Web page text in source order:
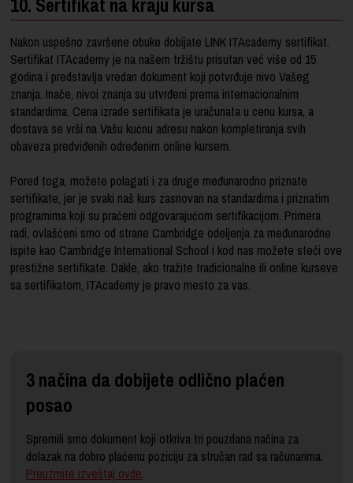
Nakon uspešno završene obuke dobijate LINK ITAcademy sertifikat.
Sertifikat ITAcademy je na našem tržištu prisutan već više od 15
godina i predstavlja vredan dokument koji potvrđuje nivo Vašeg
znanja. Inače, nivoi znanja su utvrđeni prema internacionalnim
standardima. Cena izrade sertifikata je uračunata u cenu kursa, a
dostava se vrši na Vašu kućnu adresu nakon kompletiranja svih
obaveza predviđenih određenim online kursem.
Pored toga, možete polagati i za druge međunarodno priznate
sertifikate, jer je svaki naš kurs zasnovan na standardima i priznatim
programima koji su praćeni odgovarajućom sertifikacijom. Primera
radi, ovlašćeni smo od strane Cambridge odeljenja za međunarodne
ispite kao Cambridge International School i kod nas možete steći ove
prestižne sertifikate. Dakle, ako tražite tradicionalne ili online kurseve
sa sertifikatom, ITAcademy je pravo mesto za vas.
3 načina da dobijete odlično plaćen
posao
Spremili smo dokument koji otkriva tri pouzdana načina za
dolazak na dobro plaćenu poziciju za stručan rad sa računarima.
Preuzmite izveštaj ovde.